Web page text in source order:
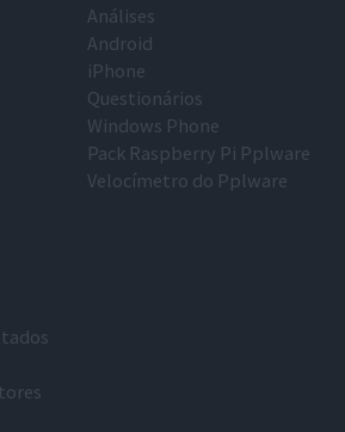
Análises
Android
iPhone
Questionários
Windows Phone
Pack Raspberry Pi Pplware
Velocímetro do Pplware